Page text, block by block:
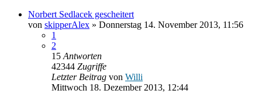
Norbert Sedlacek gescheitert
von skipperAlex » Donnerstag 14. November 2013, 11:56
1
2
15 Antworten
42344 Zugriffe
Letzter Beitrag von Willi
Mittwoch 18. Dezember 2013, 12:44